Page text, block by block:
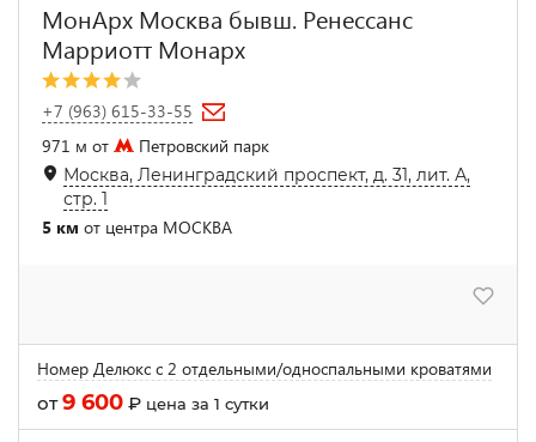
МонАрх Москва бывш. Ренессанс
Марриотт Монарх
+7 (963) 615-33-55
971 м от
Петровский парк
Москва, Ленинградский проспект, д. 31, лит. А,
стр. 1
5 км от центра МОСКВА
Номер Делюкс с 2 отдельными/односпальными кроватями
от9 600 ₽ цена за 1 сутки